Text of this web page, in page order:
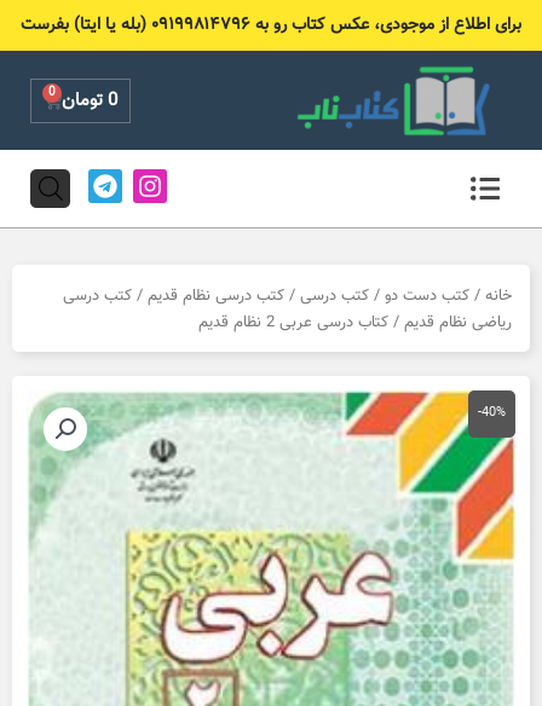
برای اطلاع از موجودی، عکس کتاب رو به ۰۹۱۹۹۸۱۴۷۹۶ (بله یا ایتا) بفرست
0تومان 0
Cart
I
n
s
g
a
T
e
l
r
m
خانه / کتب دست دو / کتب درسی / کتب درسی نظام قدیم / کتب درسی
ریاضی نظام قدیم / کتاب درسی عربی 2 نظام قدیم
-40%